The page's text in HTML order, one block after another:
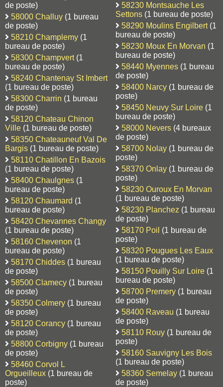
de poste)
58000 Challuy (1 bureau
de poste)
58210 Champlemy (1
bureau de poste)
58300 Champvert(1
bureau de poste)
58240 Chantenay St Imbert
(1 bureau de poste)
58300 Charrin (1 bureau
de poste)
58120 Chateau Chinon
Ville (1 bureau de poste)
58350 Chateauneuf Val De
Bargis (1 bureau de poste)
58110 Chatillon En Bazois
(1 bureau de poste)
58400 Chaulgnes (1
bureau de poste)
58120 Chaumard (1
bureau de poste)
58420 Chevannes Changy
(1 bureau de poste)
58160 Chevenon (1
bureau de poste)
58170 Chiddes (1 bureau
de poste)
58500 Clamecy (1 bureau
de poste)
58350 Colmery (1 bureau
de poste)
58120 Corancy (1 bureau
de poste)
58800 Corbigny (1 bureau
de poste)
58460 Corvol L
Orgueilleux (1 bureau de
poste)
58230 Montsauche Les
Settons (1 bureau de poste)
58290 Moulins Engilbert(1
bureau de poste)
58230 Moux En Morvan (1
bureau de poste)
58440 Myennes (1 bureau
de poste)
58400 Narcy (1 bureau de
poste)
58450 Neuvy Sur Loire (1
bureau de poste)
58000 Nevers (4 bureaux
de poste)
58700 Nolay (1 bureau de
poste)
58370 Onlay (1 bureau de
poste)
58230 Ouroux En Morvan
(1 bureau de poste)
58230 Planchez (1 bureau
de poste)
58170 Poil (1 bureau de
poste)
58320 Pougues Les Eaux
(1 bureau de poste)
58150 Pouilly Sur Loire (1
bureau de poste)
58700 Premery (1 bureau
de poste)
58400 Raveau (1 bureau
de poste)
58110 Rouy (1 bureau de
poste)
58160 Sauvigny Les Bois
(1 bureau de poste)
58360 Semelay (1 bureau
de poste)